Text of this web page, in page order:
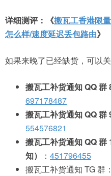
详细测评：《搬瓦工香港限
怎么样/速度延迟丢包路由》
如果来晚了已经缺货，可以
搬瓦工补货通知 QQ 群
697178487
搬瓦工补货通知 QQ 群
554576821
搬瓦工补货通知 QQ 群
知）
： 451796455
搬瓦工补货通知 TG 群：